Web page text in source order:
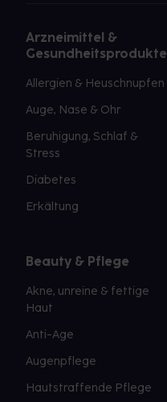
Arzneimittel &
Gesundheitsprodukte
Allergien & Heuschnupfen
Auge, Nase & Ohr
Beruhigung, Schlaf &
Stress
Diabetes
Erkältung
Beauty & Pflege
Akne, unreine & fettige
Haut
Anti-Age
Augenpflege
Hautstraffende Pflege